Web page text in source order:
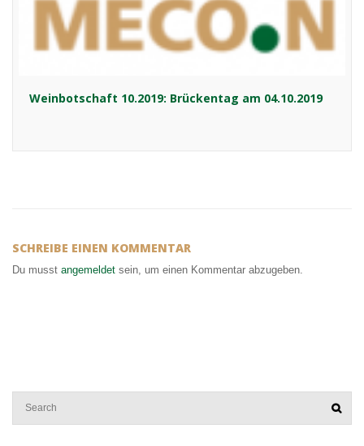
Weinbotschaft 10.2019: Brückentag am 04.10.2019
SCHREIBE EINEN KOMMENTAR
Du musst angemeldet sein, um einen Kommentar abzugeben.